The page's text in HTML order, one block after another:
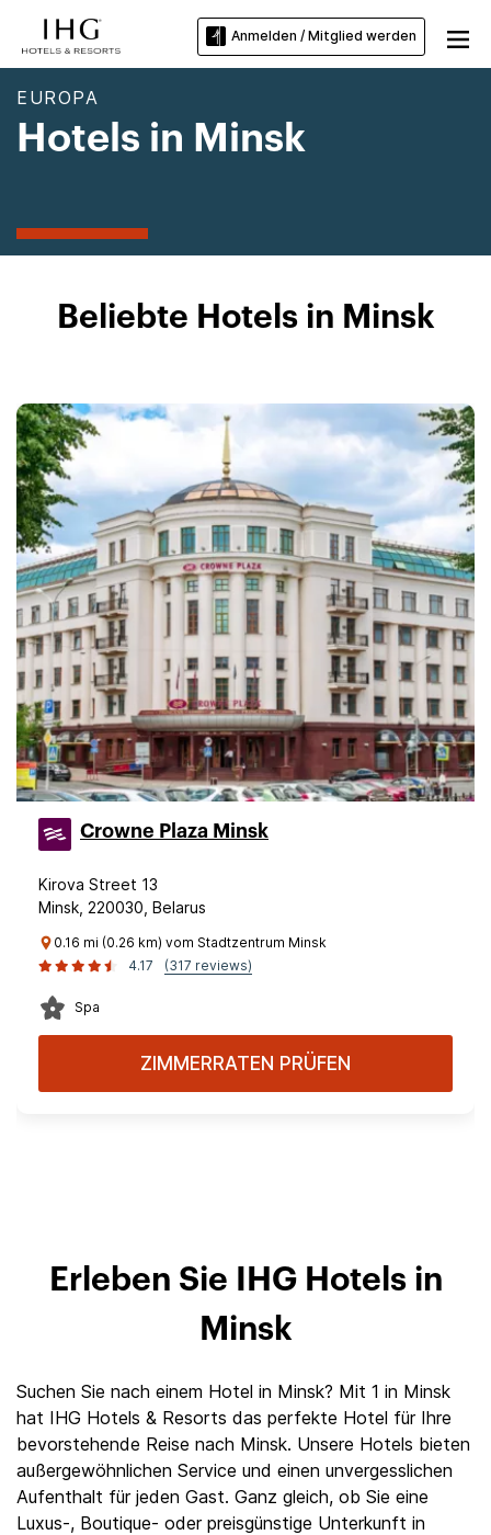
Anmelden / Mitglied werden
EUROPA
Hotels in Minsk
Beliebte Hotels in Minsk
Crowne Plaza Minsk
Kirova Street 13
Minsk, 220030, Belarus
0.16 mi (0.26 km) vom Stadtzentrum Minsk
4.17
(317 reviews)
Spa
ZIMMERRATEN PRÜFEN
Erleben Sie IHG Hotels in
Minsk
Suchen Sie nach einem Hotel in Minsk? Mit 1 in Minsk
hat IHG Hotels & Resorts das perfekte Hotel für Ihre
bevorstehende Reise nach Minsk. Unsere Hotels bieten
außergewöhnlichen Service und einen unvergesslichen
Aufenthalt für jeden Gast. Ganz gleich, ob Sie eine
Luxus-, Boutique- oder preisgünstige Unterkunft in